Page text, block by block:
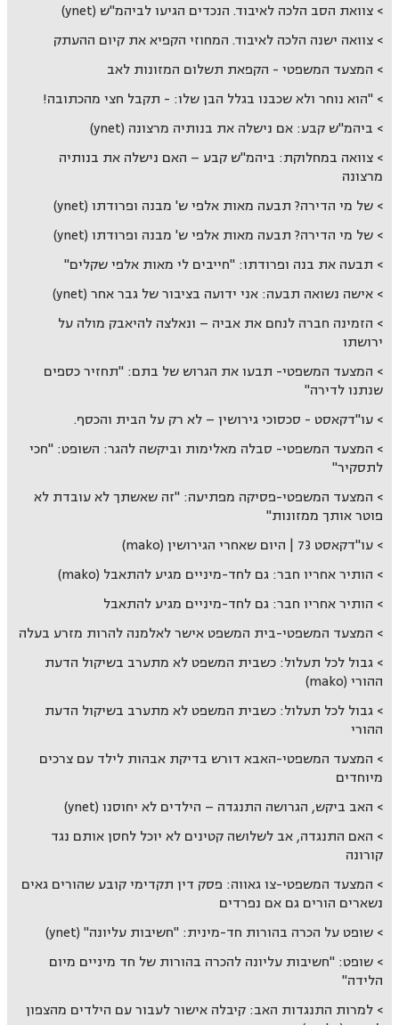
צוואת הסב הלכה לאיבוד. הנכדים הגיעו לביהמ"ש (ynet)
צוואה ישנה הלכה לאיבוד. המחוזי הקפיא את קיום ההעתק
המצעד המשפטי - הקפאת תשלום המזונות לאב
"הוא נוחר ולא שכבנו בגלל הבן שלו: - תקבל חצי מהכתובה!
ביהמ"ש קבע: אם נישלה את בנותיה מרצונה (ynet)
צוואה במחלוקת: ביהמ"ש קבע – האם נישלה את בנותיה
מרצונה
של מי הדירה? תבעה מאות אלפי ש' מבנה ופרודתו (ynet)
של מי הדירה? תבעה מאות אלפי ש' מבנה ופרודתו (ynet)
תבעה את בנה ופרודתו: "חייבים לי מאות אלפי שקלים"
אישה נשואה תבעה: אני ידועה בציבור של גבר אחר (ynet)
הזמינה חברה לנחם את אביה – ונאלצה להיאבק מולה על
ירושתו
המצעד המשפטי- תבעו את הגרוש של בתם: "תחזיר כספים
שנתנו לדירה"
עו"דקאסט - סכסוכי גירושין – לא רק על הבית והכסף.
המצעד המשפטי- סבלה מאלימות וביקשה להגר: השופט: "חכי
לתסקיר"
המצעד המשפטי-פסיקה מפתיעה: "זה שאשתך לא עובדת לא
פוטר אותך ממזונות"
עו"דקאסט 73 | היום שאחרי הגירושין (mako)
הותיר אחריו חבר: גם לחד-מיניים מגיע להתאבל (mako)
הותיר אחריו חבר: גם לחד-מיניים מגיע להתאבל
המצעד המשפטי-בית המשפט אישר לאלמנה להרות מזרע בעלה
גבול לכל תעלול: כשבית המשפט לא מתערב בשיקול הדעת
ההורי (mako)
גבול לכל תעלול: כשבית המשפט לא מתערב בשיקול הדעת
ההורי
המצעד המשפטי-האבא דורש בדיקת אבהות לילד עם צרכים
מיוחדים
האב ביקש, הגרושה התנגדה – הילדים לא יחוסנו (ynet)
האם התנגדה, אב לשלושה קטינים לא יוכל לחסן אותם נגד
קורונה
המצעד המשפטי-צו גאווה: פסק דין תקדימי קובע שהורים גאים
נשארים הורים גם אם נפרדים
שופט על הכרה בהורות חד-מינית: "חשיבות עליונה" (ynet)
שופט: "חשיבות עליונה להכרה בהורות של חד מיניים מיום
הלידה"
למרות התנגדות האב: קיבלה אישור לעבור עם הילדים מהצפון